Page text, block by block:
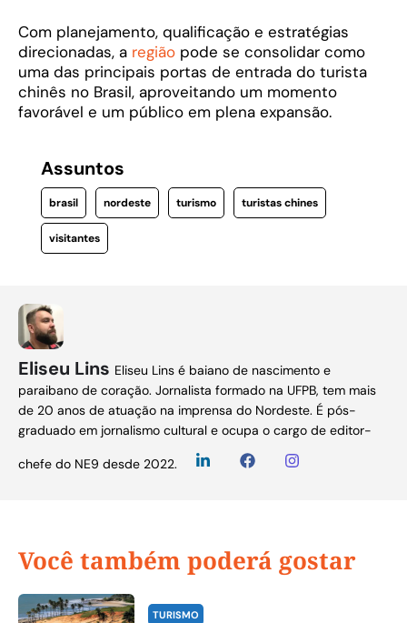
Com planejamento, qualificação e estratégias
direcionadas, a região pode se consolidar como
uma das principais portas de entrada do turista
chinês no Brasil, aproveitando um momento
favorável e um público em plena expansão.
Assuntos
brasil nordeste turismo turistas chines
visitantes
Eliseu Lins Eliseu Lins é baiano de nascimento e
paraibano de coração. Jornalista formado na UFPB, tem mais
de 20 anos de atuação na imprensa do Nordeste. É pós-
graduado em jornalismo cultural e ocupa o cargo de editor-
chefe do NE9 desde 2022.
Você também poderá gostar
TURISMO